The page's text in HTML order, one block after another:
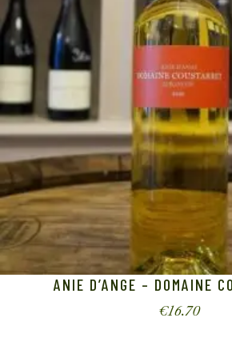
ANIE D’ANGE – DOMAINE
€16.70